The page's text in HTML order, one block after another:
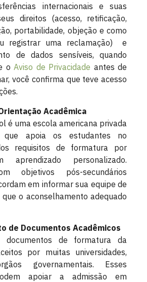
internacionais e suas
direitos (acesso, retificação,
portabilidade, objeção e como
registrar uma reclamação) e
de dados sensíveis, quando
oAviso de Privacidade antes de
você confirma que teve acesso
Acadêmica
é uma escola americana privada
que apoia os estudantes no
requisitos de formatura por
personalizado.
objetivos pós-secundários
em informar sua equipe de
o aconselhamento adequado
de Documentos Acadêmicos
documentos de formatura da
por muitas universidades,
governamentais. Esses
apoiar a admissão em